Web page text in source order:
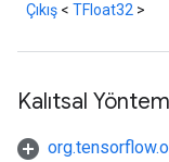
Çıkış < TFloat32 >
Kalıtsal